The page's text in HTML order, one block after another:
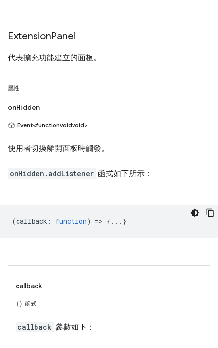
ExtensionPanel
代表擴充功能建立的面板。
屬性
onHidden
Event<functionvoidvoid>
使用者切換離開面板時觸發。
onHidden.addListener 函式如下所示：
(callback : function) => {...}
callback
函式
callback 參數如下：